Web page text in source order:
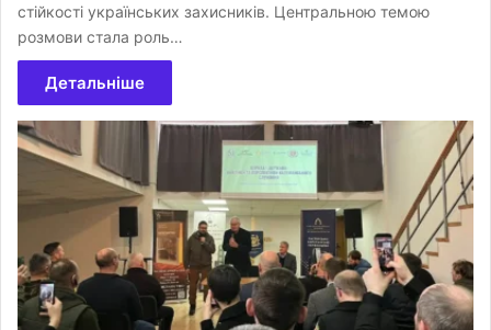
стійкості українських захисників. Центральною темою
розмови стала роль…
Детальніше